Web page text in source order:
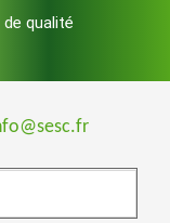
qualité